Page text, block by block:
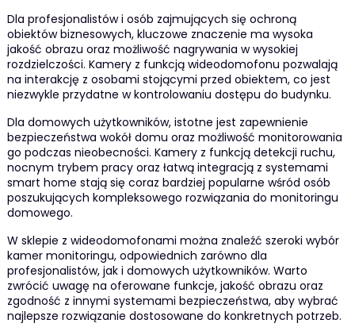
Dla profesjonalistów i osób zajmujących się ochroną
obiektów biznesowych, kluczowe znaczenie ma wysoka
jakość obrazu oraz możliwość nagrywania w wysokiej
rozdzielczości. Kamery z funkcją wideodomofonu pozwalają
na interakcję z osobami stojącymi przed obiektem, co jest
niezwykle przydatne w kontrolowaniu dostępu do budynku.
Dla domowych użytkowników, istotne jest zapewnienie
bezpieczeństwa wokół domu oraz możliwość monitorowania
go podczas nieobecności. Kamery z funkcją detekcji ruchu,
nocnym trybem pracy oraz łatwą integracją z systemami
smart home stają się coraz bardziej popularne wśród osób
poszukujących kompleksowego rozwiązania do monitoringu
domowego.
W sklepie z wideodomofonami można znaleźć szeroki wybór
kamer monitoringu, odpowiednich zarówno dla
profesjonalistów, jak i domowych użytkowników. Warto
zwrócić uwagę na oferowane funkcje, jakość obrazu oraz
zgodność z innymi systemami bezpieczeństwa, aby wybrać
najlepsze rozwiązanie dostosowane do konkretnych potrzeb.